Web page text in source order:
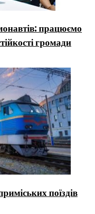
працюємо
громади
поїздів